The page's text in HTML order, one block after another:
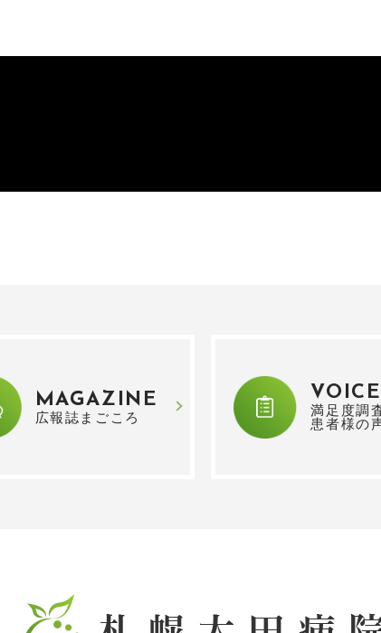
MAGAZINE
広報誌まごころ
VOICE
満足度調
患者様の